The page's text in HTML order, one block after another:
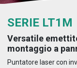
SERIE LT1M
Versatile
montaggio a
Puntatore laser con